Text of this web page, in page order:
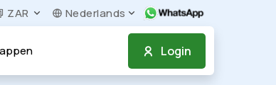
ZAR Nederlands
Login